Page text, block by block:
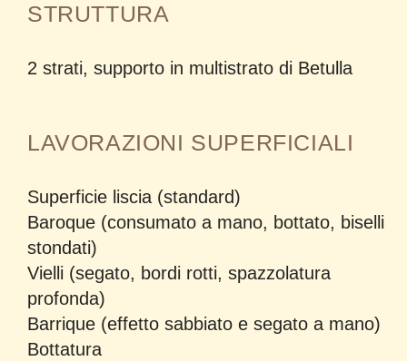
STRUTTURA
2 strati, supporto in multistrato di Betulla
LAVORAZIONI SUPERFICIALI
Superficie liscia (standard)
Baroque (consumato a mano, bottato, biselli
stondati)
Vielli (segato, bordi rotti, spazzolatura
profonda)
Barrique (effetto sabbiato e segato a mano)
Bottatura